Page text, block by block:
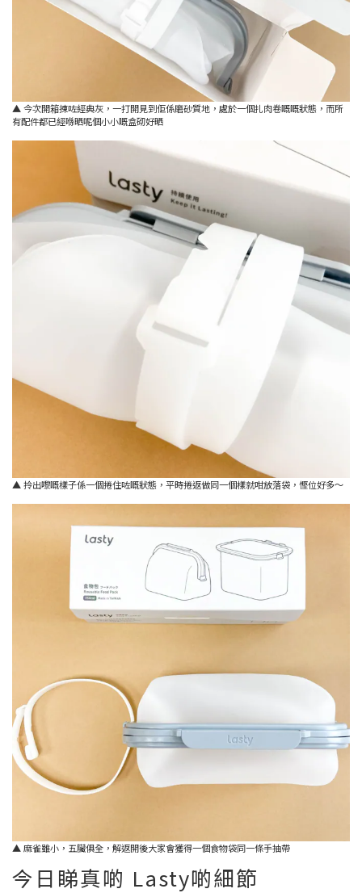
▲ 今次開箱揀咗經典灰，一打開見到佢係磨砂質地，處於一個扎肉卷嘅嘅狀態，而所
有配件都已經喺晒呢個小小嘅盒砌好晒
▲ 拎出嚟嘅樣子係一個捲住咗嘅狀態，平時捲返做同一個樣就咁放落袋，慳位好多～
▲ 麻雀雖小，五臟俱全，解返開後大家會獲得一個食物袋同一條手抽帶
今日睇真啲 Lasty啲細節